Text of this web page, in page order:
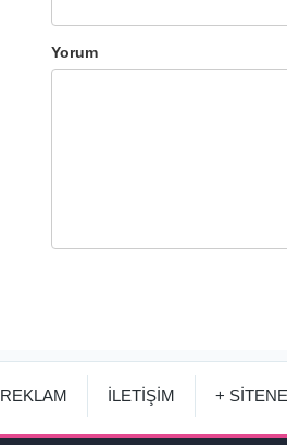
Yorum
REKLAM İLETİŞİM +